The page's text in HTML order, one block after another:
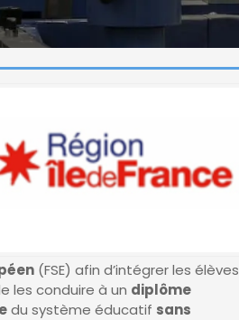
(FSE) afin d’intégrer les élèves
les conduire à un diplôme
du système éducatif sans